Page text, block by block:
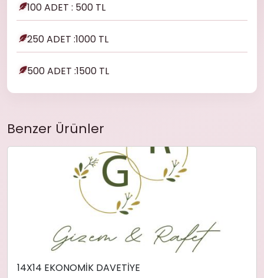
100 ADET : 500 TL
250 ADET :1000 TL
500 ADET :1500 TL
Benzer Ürünler
14X14 EKONOMİK DAVETİYE